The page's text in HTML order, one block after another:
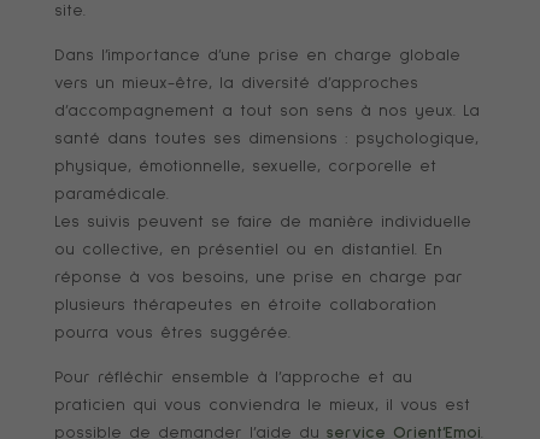
site.
Dans l’importance d’une prise en charge globale
vers un mieux-être, la diversité d’approches
d’accompagnement a tout son sens à nos yeux. La
santé dans toutes ses dimensions : psychologique,
physique, émotionnelle, sexuelle, corporelle et
paramédicale.
Les suivis peuvent se faire de manière individuelle
ou collective, en présentiel ou en distantiel. En
réponse à vos besoins, une prise en charge par
plusieurs thérapeutes en étroite collaboration
pourra vous êtres suggérée.
Pour réfléchir ensemble à l’approche et au
praticien qui vous conviendra le mieux, il vous est
possible de demander l’aide du service Orient’Emoi